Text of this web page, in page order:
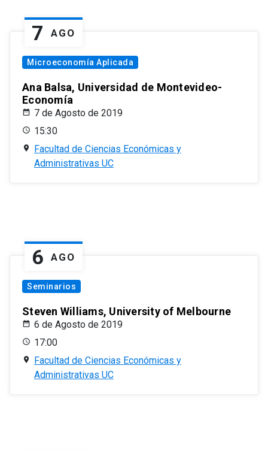
7 AGO
Microeconomía Aplicada
Ana Balsa, Universidad de Montevideo-
Economía
7 de Agosto de 2019
15:30
Facultad de Ciencias Económicas y
Administrativas UC
6 AGO
Seminarios
Steven Williams, University of Melbourne
6 de Agosto de 2019
17:00
Facultad de Ciencias Económicas y
Administrativas UC